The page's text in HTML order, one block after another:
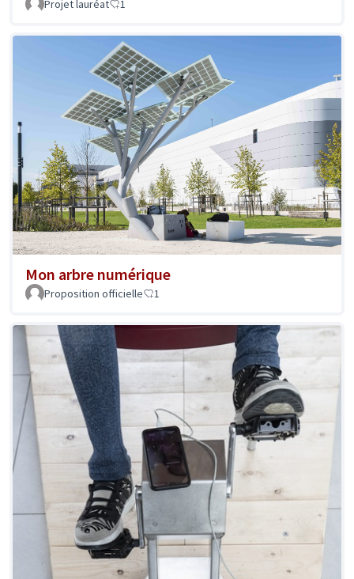
Projet lauréat 1
Mon arbre numérique
Proposition officielle 1